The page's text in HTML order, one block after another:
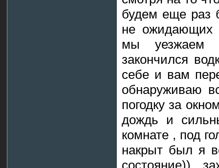
будем еще раз
не ожидающих
мы уезжаем
закончился
себе и вам
обнаруживаю
погодку за
дождь и
комнате , под
накрыт был я
состояние))